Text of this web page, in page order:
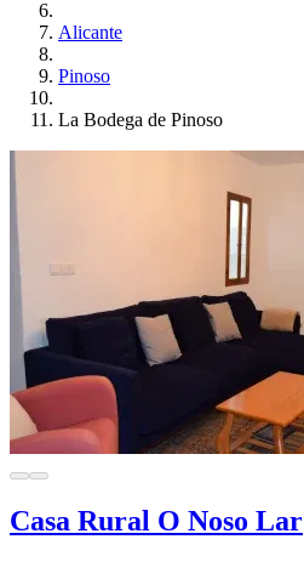
Alicante
Pinoso
La Bodega de Pinoso
Casa Rural O Noso Lar